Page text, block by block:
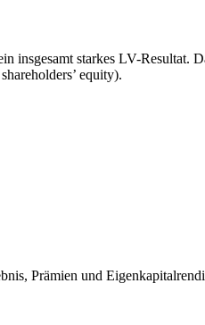
insgesamt starkes LV-Resultat.
equity).
Prämien und